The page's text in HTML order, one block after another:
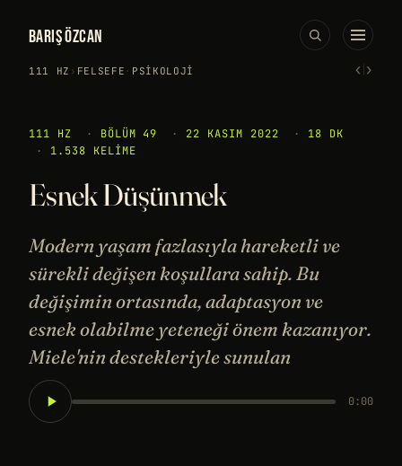
BARIŞ ÖZCAN
111 HZ › FELSEFE · PSIKOLOJI ‹›
111 HZ · BÖLÜM 49 · 22 KASIM 2022 ·
18 DK
·
1.538 KELIME
Esnek Düşünmek
Modern yaşam fazlasıyla hareketli ve
sürekli değişen koşullara sahip. Bu
değişimin ortasında, adaptasyon ve
esnek olabilme yeteneği önem kazanıyor.
Miele'nin destekleriyle sunulan
0:00